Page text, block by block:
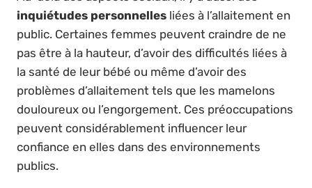
inquiétudes personnelles liées à l’allaitement en
public. Certaines femmes peuvent craindre de ne
pas être à la hauteur, d’avoir des difficultés liées à
la santé de leur bébé ou même d’avoir des
problèmes d’allaitement tels que les mamelons
douloureux ou l’engorgement. Ces préoccupations
peuvent considérablement influencer leur
confiance en elles dans des environnements
publics.